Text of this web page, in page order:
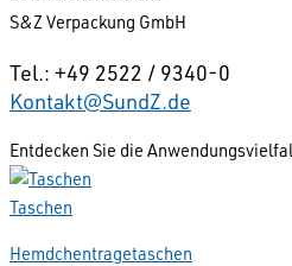
S&Z Verpackung GmbH
Tel.: +49 2522 / 9340-0
Kontakt@SundZ.de
Entdecken Sie die
Taschen
Hemdchentragetaschen